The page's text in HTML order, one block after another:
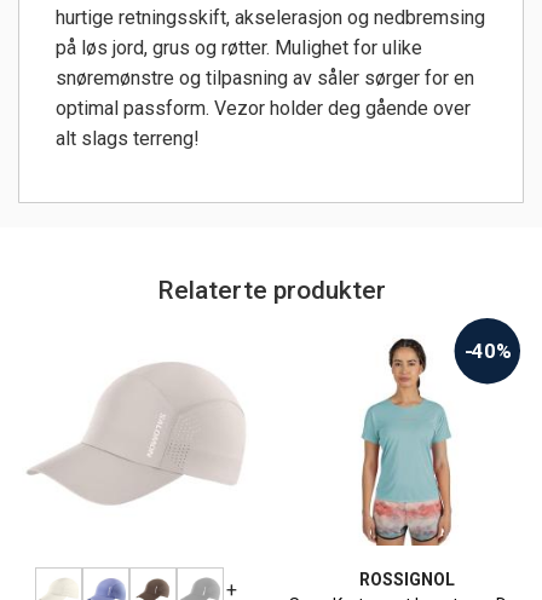
hurtige retningsskift, akselerasjon og nedbremsing
på løs jord, grus og røtter. Mulighet for ulike
snøremønstre og tilpasning av såler sørger for en
optimal passform. Vezor holder deg gående over
alt slags terreng!
Relaterte produkter
+
-40%
ROSSIGNOL